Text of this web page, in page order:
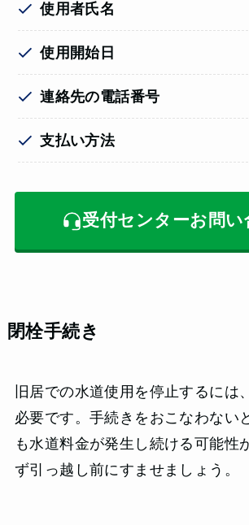
使用者氏名
使用開始日
連絡先の電話番号
支払い方法
受付センターお問い
閉栓手続き
旧居での水道使用を停止するには
必要です。手続きをおこなわない
も水道料金が発生し続ける可能性
ず引っ越し前にすませましょう。